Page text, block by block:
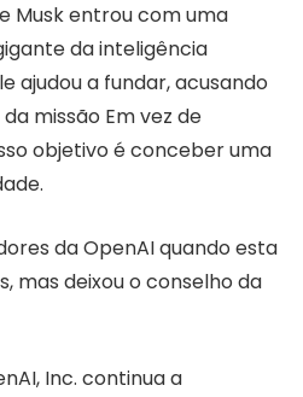
Musk entrou com uma
da inteligência
ajudou a fundar, acusando
missão Em vez de
objetivo é conceber uma
da OpenAI quando esta
mas deixou o conselho da
Inc. continua a